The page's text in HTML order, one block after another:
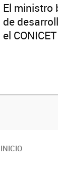
El ministro
de
el
INICIO